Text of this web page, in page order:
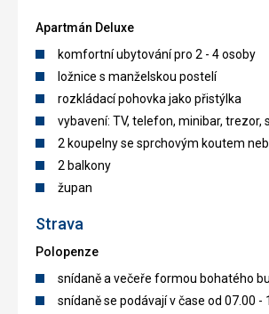
Apartmán Deluxe
komfortní ubytování pro 2 - 4 osoby
ložnice s manželskou postelí
rozkládací pohovka jako přistýlka
vybavení: TV, telefon, minibar, trezor,
2 koupelny se sprchovým koutem
2 balkony
župan
Strava
Polopenze
snídaně a večeře formou bohatého
snídaně se podávají v čase od 07.00 -